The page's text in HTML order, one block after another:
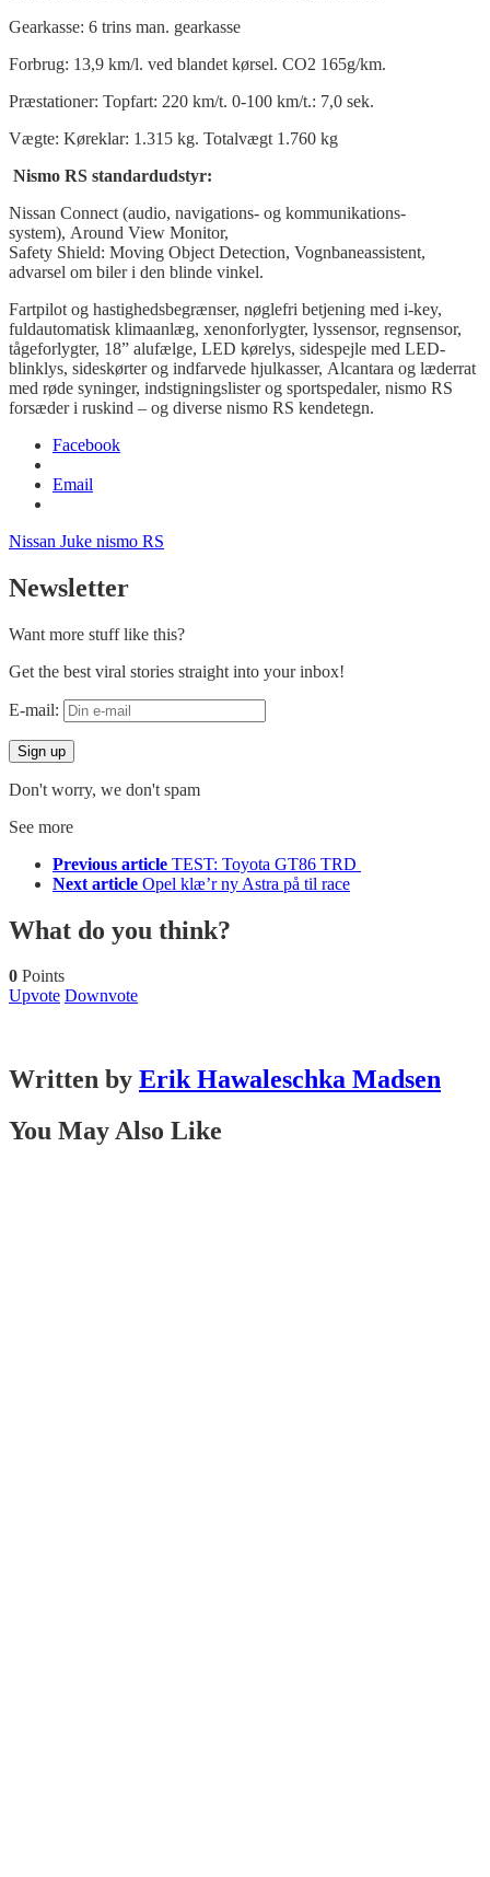
Gearkasse: 6 trins man. gearkasse
Forbrug: 13,9 km/l. ved blandet kørsel. CO2 165g/km.
Præstationer: Topfart: 220 km/t. 0-100 km/t.: 7,0 sek.
Vægte: Køreklar: 1.315 kg. Totalvægt 1.760 kg
Nismo RS standardudstyr:
Nissan Connect (audio, navigations- og kommunikations-
system), Around View Monitor,
Safety Shield: Moving Object Detection, Vognbaneassistent,
advarsel om biler i den blinde vinkel.
Fartpilot og hastighedsbegrænser, nøglefri betjening med i-key,
fuldautomatisk klimaanlæg, xenonforlygter, lyssensor, regnsensor,
tågeforlygter, 18” alufælge, LED kørelys, sidespejle med LED-
blinklys, sideskørter og indfarvede hjulkasser, Alcantara og læderrat
med røde syninger, indstigningslister og sportspedaler, nismo RS
forsæder i ruskind – og diverse nismo RS kendetegn.
Facebook
Email
Nissan Juke nismo RS
Newsletter
Want more stuff like this?
Get the best viral stories straight into your inbox!
E-mail:
Don't worry, we don't spam
See more
Previous article TEST: Toyota GT86 TRD
Next article Opel klæ’r ny Astra på til race
What do you think?
0 Points
Upvote Downvote
Written by Erik Hawaleschka Madsen
You May Also Like